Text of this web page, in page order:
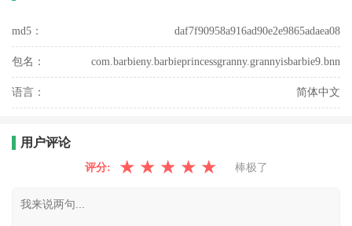
md5： daf7f90958a916ad90e2e9865adaea08
包名： com.barbieny.barbieprincessgranny.grannyisbarbie9.bnn
语言： 简体中文
用户评论
评分: ★ ★ ★ ★ ★ 棒极了